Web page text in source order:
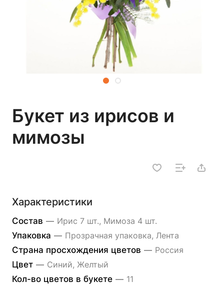
Букет из ирисов и
мимозы
Характеристики
Состав — Ирис 7 шт., Мимоза 4 шт.
Упаковка — Прозрачная упаковка, Лента
Страна просхождения цветов — Россия
Цвет — Синий, Желтый
Кол-во цветов в букете — 11